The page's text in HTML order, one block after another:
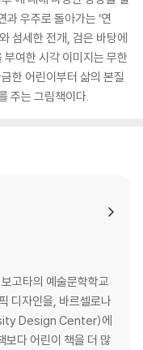
과 우주로 돌아가는 ‘연
섬세한 전개, 검은 바탕에
여한 시각 이미지는 무한
한 어린이부터 삶의 본질
주는 그림책이다.
고타의 예술문학학교
자인을, 바르셀로나
Design Center)에
보다 어린이 책을 더 많